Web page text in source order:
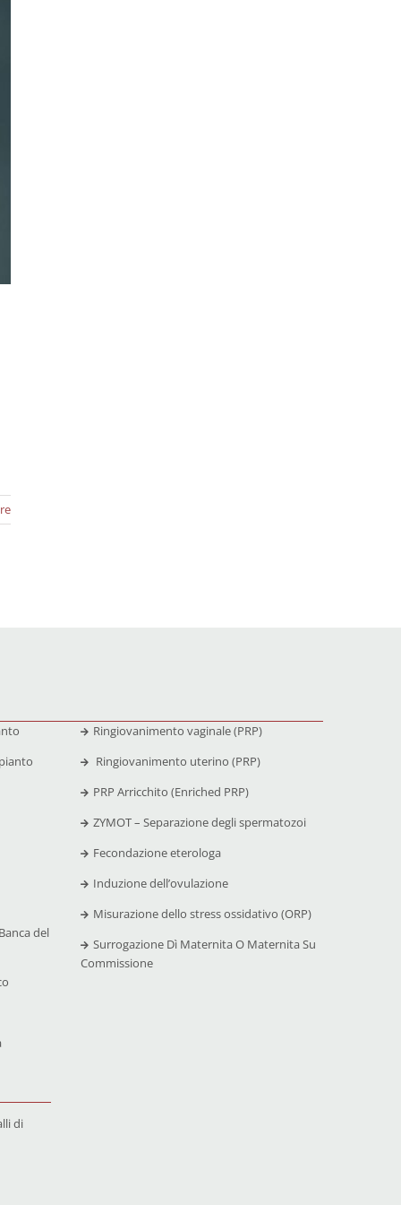
del
Ringiovanimento vaginale (PRP)
Ringiovanimento uterino (PRP)
PRP Arricchito (Enriched PRP)
ZYMOT – Separazione degli spermatozoi
Fecondazione eterologa
Induzione dell’ovulazione
Misurazione dello stress ossidativo (ORP)
Surrogazione Dì Maternita O Maternita Su
Commissione
di